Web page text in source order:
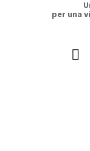
per una